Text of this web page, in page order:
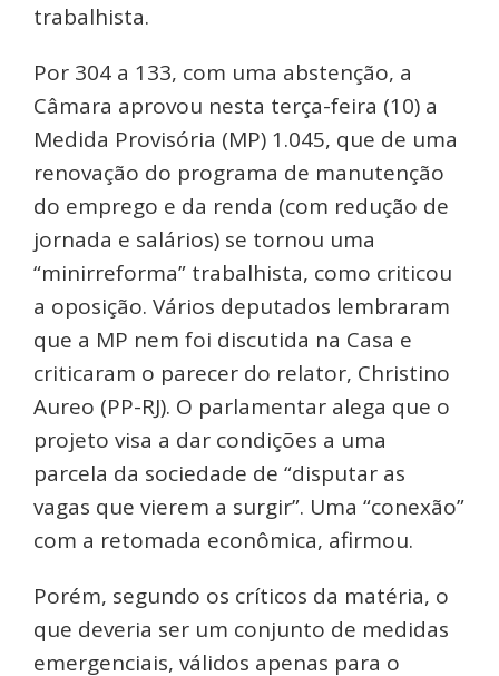
trabalhista.
Por 304 a 133, com uma abstenção, a
Câmara aprovou nesta terça-feira (10) a
Medida Provisória (MP) 1.045, que de uma
renovação do programa de manutenção
do emprego e da renda (com redução de
jornada e salários) se tornou uma
“minirreforma” trabalhista, como criticou
a oposição. Vários deputados lembraram
que a MP nem foi discutida na Casa e
criticaram o parecer do relator, Christino
Aureo (PP-RJ). O parlamentar alega que o
projeto visa a dar condições a uma
parcela da sociedade de “disputar as
vagas que vierem a surgir”. Uma “conexão”
com a retomada econômica, afirmou.
Porém, segundo os críticos da matéria, o
que deveria ser um conjunto de medidas
emergenciais, válidos apenas para o